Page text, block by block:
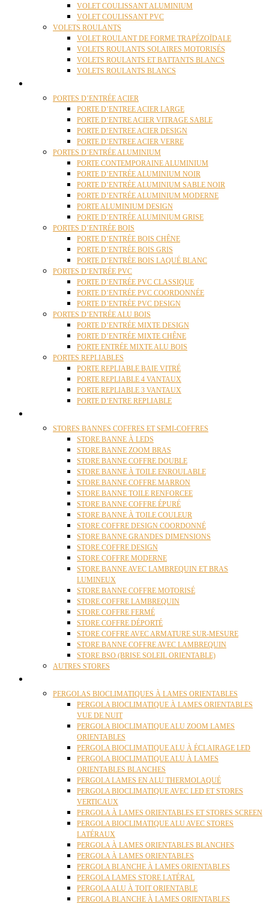
VOLET COULISSANT ALUMINIUM
VOLET COULISSANT PVC
VOLETS ROULANTS
VOLET ROULANT DE FORME TRAPÉZOÏDALE
VOLETS ROULANTS SOLAIRES MOTORISÉS
VOLETS ROULANTS ET BATTANTS BLANCS
VOLETS ROULANTS BLANCS
PORTES D’ENTRÉE ACIER
PORTE D’ENTREE ACIER LARGE
PORTE D’ENTRE ACIER VITRAGE SABLE
PORTE D’ENTREE ACIER DESIGN
PORTE D’ENTREE ACIER VERRE
PORTES D’ENTRÉE ALUMINIUM
PORTE CONTEMPORAINE ALUMINIUM
PORTE D’ENTRÉE ALUMINIUM NOIR
PORTE D’ENTRÉE ALUMINIUM SABLE NOIR
PORTE D’ENTRÉE ALUMINIUM MODERNE
PORTE ALUMINIUM DESIGN
PORTE D’ENTRÉE ALUMINIUM GRISE
PORTES D’ENTRÉE BOIS
PORTE D’ENTRÉE BOIS CHÊNE
PORTE D’ENTRÉE BOIS GRIS
PORTE D’ENTRÉE BOIS LAQUÉ BLANC
PORTES D’ENTRÉE PVC
PORTE D’ENTRÉE PVC CLASSIQUE
PORTE D’ENTRÉE PVC COORDONNÉE
PORTE D’ENTRÉE PVC DESIGN
PORTES D’ENTRÉE ALU BOIS
PORTE D’ENTRÉE MIXTE DESIGN
PORTE D’ENTRÉE MIXTE CHÊNE
PORTE ENTRÉE MIXTE ALU BOIS
PORTES REPLIABLES
PORTE REPLIABLE BAIE VITRÉ
PORTE REPLIABLE 4 VANTAUX
PORTE REPLIABLE 3 VANTAUX
PORTE D’ENTRE REPLIABLE
STORES BANNES COFFRES ET SEMI-COFFRES
STORE BANNE À LEDS
STORE BANNE ZOOM BRAS
STORE BANNE COFFRE DOUBLE
STORE BANNE À TOILE ENROULABLE
STORE BANNE COFFRE MARRON
STORE BANNE TOILE RENFORCEE
STORE BANNE COFFRE ÉPURÉ
STORE BANNE À TOILE COULEUR
STORE COFFRE DESIGN COORDONNÉ
STORE BANNE GRANDES DIMENSIONS
STORE COFFRE DESIGN
STORE COFFRE MODERNE
STORE BANNE AVEC LAMBREQUIN ET BRAS
LUMINEUX
STORE BANNE COFFRE MOTORISÉ
STORE COFFRE LAMBREQUIN
STORE COFFRE FERMÉ
STORE COFFRE DÉPORTÉ
STORE COFFRE AVEC ARMATURE SUR-MESURE
STORE BANNE COFFRE AVEC LAMBREQUIN
STORE BSO (BRISE SOLEIL ORIENTABLE)
AUTRES STORES
PERGOLAS BIOCLIMATIQUES À LAMES ORIENTABLES
PERGOLA BIOCLIMATIQUE À LAMES ORIENTABLES
VUE DE NUIT
PERGOLA BIOCLIMATIQUE ALU ZOOM LAMES
ORIENTABLES
PERGOLA BIOCLIMATIQUE ALU À ÉCLAIRAGE LED
PERGOLA BIOCLIMATIQUE ALU À LAMES
ORIENTABLES BLANCHES
PERGOLA LAMES EN ALU THERMOLAQUÉ
PERGOLA BIOCLIMATIQUE AVEC LED ET STORES
VERTICAUX
PERGOLA À LAMES ORIENTABLES ET STORES SCREEN
PERGOLA BIOCLIMATIQUE ALU AVEC STORES
LATÉRAUX
PERGOLA À LAMES ORIENTABLES BLANCHES
PERGOLA À LAMES ORIENTABLES
PERGOLA BLANCHE À LAMES ORIENTABLES
PERGOLA LAMES STORE LATÉRAL
PERGOLA ALU À TOIT ORIENTABLE
PERGOLA BLANCHE À LAMES ORIENTABLES